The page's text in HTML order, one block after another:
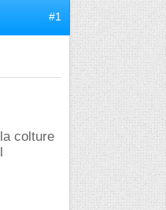
#1
colture